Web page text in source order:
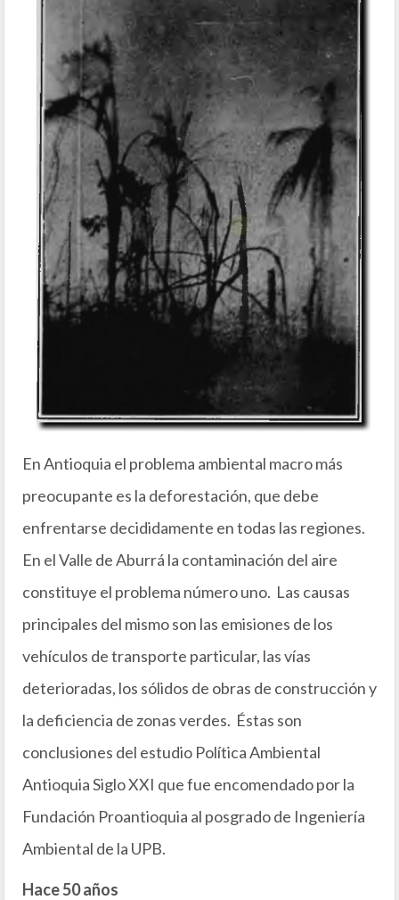
En Antioquia el problema ambiental macro más
preocupante es la deforestación, que debe
enfrentarse decididamente en todas las regiones.
En el Valle de Aburrá la contaminación del aire
constituye el problema número uno. Las causas
principales del mismo son las emisiones de los
vehículos de transporte particular, las vías
deterioradas, los sólidos de obras de construcción y
la deficiencia de zonas verdes. Éstas son
conclusiones del estudio Política Ambiental
Antioquia Siglo XXI que fue encomendado por la
Fundación Proantioquia al posgrado de Ingeniería
Ambiental de la UPB.
Hace 50 años